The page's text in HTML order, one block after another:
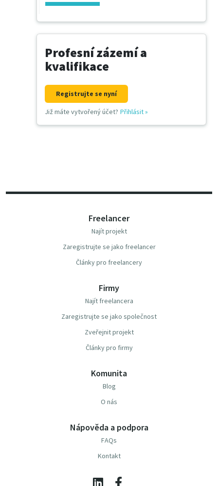
Profesní zázemí a
kvalifikace
Registrujte se nyní
Již máte vytvořený účet? Přihlásit»
Freelancer
Najít projekt
Zaregistrujte se jako freelancer
Články pro freelancery
Firmy
Najít freelancera
Zaregistrujte se jako společnost
Zveřejnit projekt
Články pro firmy
Komunita
Blog
O nás
Nápověda a podpora
FAQs
Kontakt